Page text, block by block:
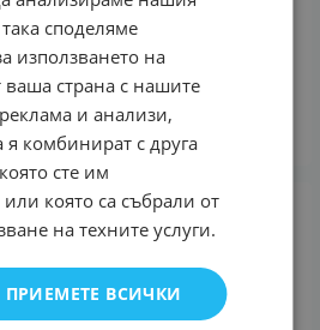
колектор, EMDE-Solar, HP-
затворена система без
€ / 547.63 лв.
КУПИ
споделяме
използването на
ваша страна с нашите
и анализи,
комбинират с друга
сте им
която са събрали от
на техните услуги.
ПРИЕМЕТЕ ВСИЧКИ